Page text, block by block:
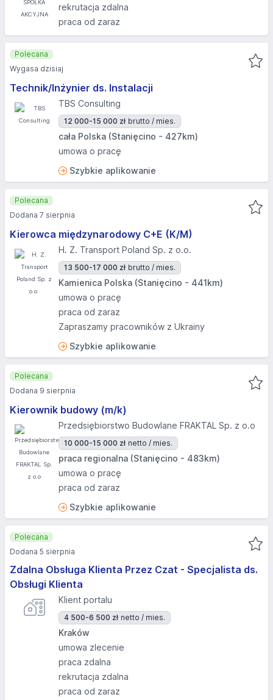
rekrutacja zdalna
praca od zaraz
Technik/Inżynier ds. Instalacji
TBS Consulting
12 000-15 000 zł brutto / mies.
cała Polska (Stanięcino - 427km)
umowa o pracę
Szybkie aplikowanie
Polecana
Wygasa dzisiaj
Kierowca międzynarodowy C+E (K/M)
H. Z. Transport Poland Sp. z o.o.
13 500-17 000 zł brutto / mies.
Kamienica Polska (Stanięcino - 441km)
umowa o pracę
praca od zaraz
Zapraszamy pracowników z Ukrainy
Szybkie aplikowanie
Polecana
Dodana 7 sierpnia
Kierownik budowy (m/k)
Przedsiębiorstwo Budowlane FRAKTAL Sp. z o.o
10 000-15 000 zł netto / mies.
praca regionalna (Stanięcino - 483km)
umowa o pracę
praca od zaraz
Szybkie aplikowanie
Polecana
Dodana 9 sierpnia
Zdalna Obsługa Klienta Przez Czat - Specjalista ds.
Obsługi Klienta
Klient portalu
4 500-6 500 zł netto / mies.
Kraków
umowa zlecenie
praca zdalna
rekrutacja zdalna
praca od zaraz
Polecana
Dodana 5 sierpnia